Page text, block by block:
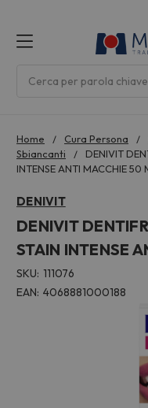
Home Cura Persona
Sbiancanti
DENIVIT
INTENSE ANTI MACCHIE 50
DENIVIT
DENIVIT
STAIN INTENSE
SKU: 111076
EAN: 4068881000188